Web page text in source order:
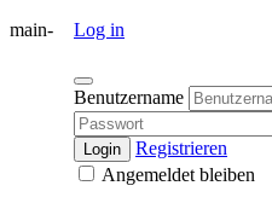
Log in
Benutzername
Login
Registrieren
Angemeldet bleiben
main-